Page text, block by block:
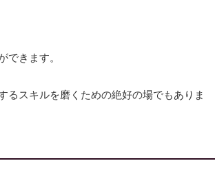
できます。
るスキルを磨くための絶好の場でもありま